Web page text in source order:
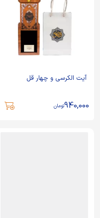
آیت الکرسی و چهار قل
940,000تومان